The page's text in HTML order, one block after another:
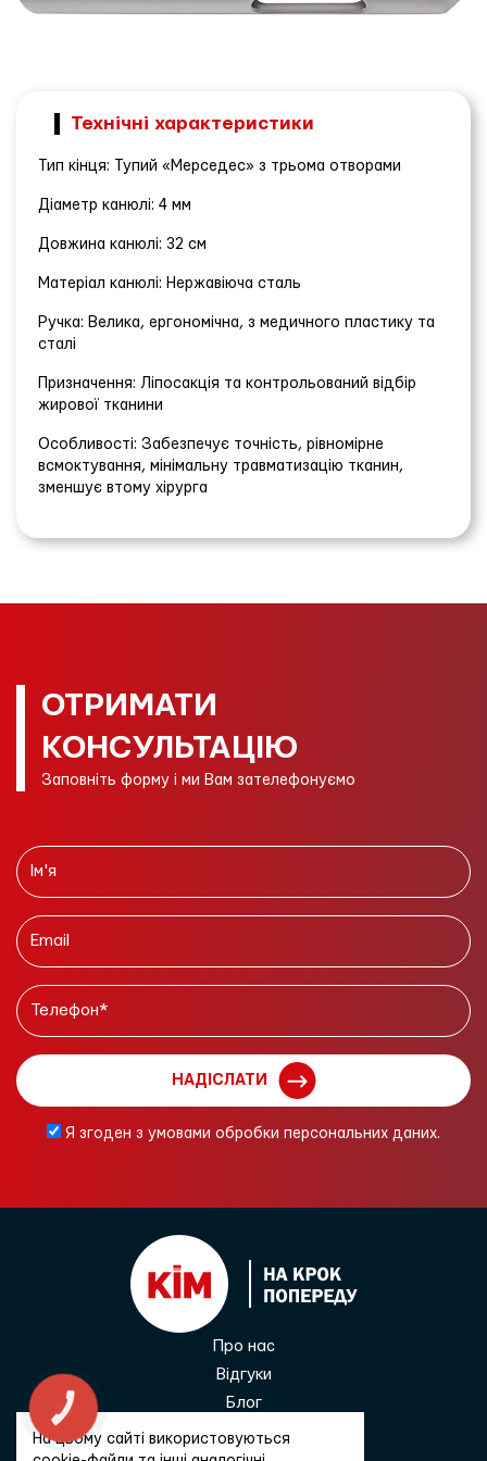
Технічні характеристики
Тип кінця: Тупий «Мерседес» з трьома отворами
Діаметр канюлі: 4 мм
Довжина канюлі: 32 см
Матеріал канюлі: Нержавіюча сталь
Ручка: Велика, ергономічна, з медичного пластику та
сталі
Призначення: Ліпосакція та контрольований відбір
жирової тканини
Особливості: Забезпечує точність, рівномірне
всмоктування, мінімальну травматизацію тканин,
зменшує втому хірурга
ОТРИМАТИ
КОНСУЛЬТАЦІЮ
Заповніть форму і ми Вам зателефонуємо
НАДІСЛАТИ
Я згоден з умовами обробки персональних даних.
Про нас
Відгуки
Блог
На цьому сайті використовуються
КНОПКА
ЗВ'ЯЗКУ